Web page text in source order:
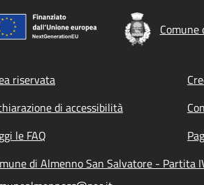
Comune
menu
riservata
di accessibilità
le FAQ
di Almenno San Salvatore - Partita